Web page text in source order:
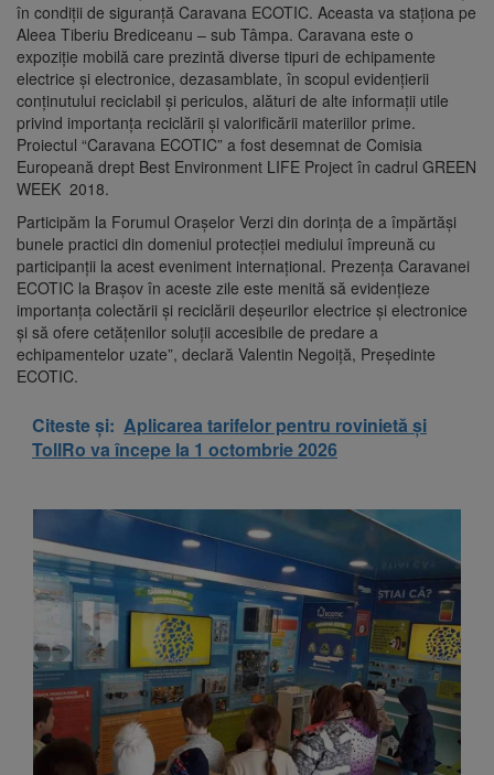
în condiții de siguranță Caravana ECOTIC. Aceasta va staționa pe
Aleea Tiberiu Brediceanu – sub Tâmpa. Caravana este o
expoziție mobilă care prezintă diverse tipuri de echipamente
electrice și electronice, dezasamblate, în scopul evidențierii
conținutului reciclabil și periculos, alături de alte informații utile
privind importanța reciclării și valorificării materiilor prime.
Proiectul “Caravana ECOTIC” a fost desemnat de Comisia
Europeană drept Best Environment LIFE Project în cadrul GREEN
WEEK 2018.
Participăm la Forumul Orașelor Verzi din dorința de a împărtăși
bunele practici din domeniul protecției mediului împreună cu
participanții la acest eveniment internațional. Prezența Caravanei
ECOTIC la Brașov în aceste zile este menită să evidențieze
importanța colectării și reciclării deșeurilor electrice și electronice
și să ofere cetățenilor soluții accesibile de predare a
echipamentelor uzate”, declară Valentin Negoiță, Președinte
ECOTIC.
Citeste și: Aplicarea tarifelor pentru rovinietă și
TollRo va începe la 1 octombrie 2026